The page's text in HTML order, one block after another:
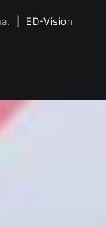
| ED-Vision